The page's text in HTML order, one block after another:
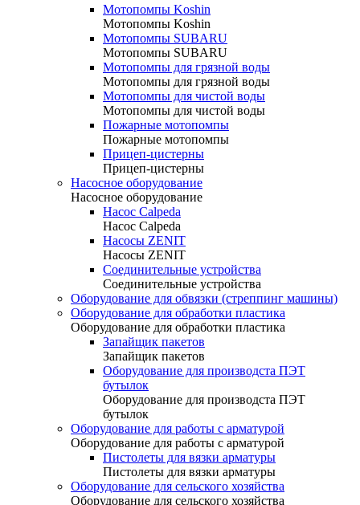
Мотопомпы Koshin
Мотопомпы Koshin
Мотопомпы SUBARU
Мотопомпы SUBARU
Мотопомпы для грязной воды
Мотопомпы для грязной воды
Мотопомпы для чистой воды
Мотопомпы для чистой воды
Пожарные мотопомпы
Пожарные мотопомпы
Прицеп-цистерны
Прицеп-цистерны
Насосное оборудование
Насосное оборудование
Насос Calpeda
Насос Calpeda
Насосы ZENIT
Насосы ZENIT
Соединительные устройства
Соединительные устройства
Оборудование для обвязки (стреппинг машины)
Оборудование для обработки пластика
Оборудование для обработки пластика
Запайщик пакетов
Запайщик пакетов
Оборудование для производста ПЭТ
бутылок
Оборудование для производста ПЭТ
бутылок
Оборудование для работы с арматурой
Оборудование для работы с арматурой
Пистолеты для вязки арматуры
Пистолеты для вязки арматуры
Оборудование для сельского хозяйства
Оборудование для сельского хозяйства